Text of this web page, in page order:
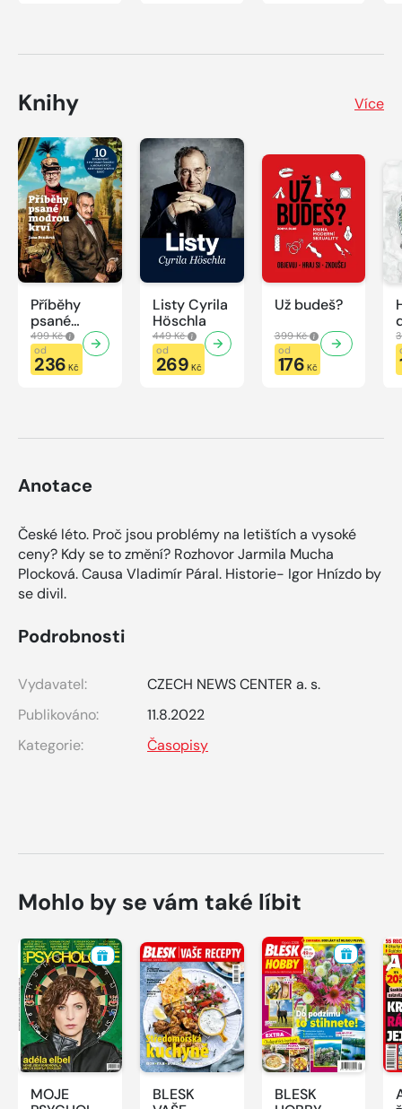
Knihy Více
Příběhy
psané
modrou
krví
499 Kč
od
236 Kč
Listy Cyrila
Höschla
449 Kč
od
269 Kč
Už budeš?
399 Kč
od
176 Kč
Anotace
České léto. Proč jsou problémy na letištích a vysoké
ceny? Kdy se to změní? Rozhovor Jarmila Mucha
Plocková. Causa Vladimír Páral. Historie- Igor Hnízdo by
se divil.
Podrobnosti
Vydavatel:
CZECH NEWS CENTER a. s.
Publikováno:
11.8.2022
Kategorie:
Časopisy
Mohlo by se vám také líbit
MOJE
BLESK
BLESK